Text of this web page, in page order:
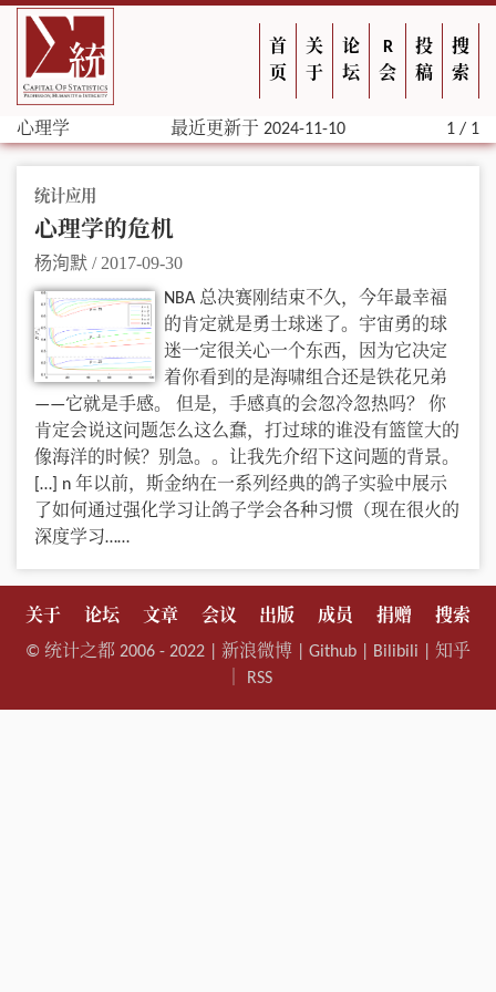
首
页
关
于
论
坛
R
会
投
稿
搜
索
心理学 最近更新于 2024-11-10 1 / 1
统计应用
心理学的危机
杨洵默 / 2017-09-30
NBA 总决赛刚结束不久，今年最幸福
的肯定就是勇士球迷了。宇宙勇的球
迷一定很关心一个东西，因为它决定
着你看到的是海啸组合还是铁花兄弟
——它就是手感。 但是，手感真的会忽冷忽热吗？ 你
肯定会说这问题怎么这么蠢，打过球的谁没有篮筐大的
像海洋的时候？别急。。让我先介绍下这问题的背景。
[…] n 年以前，斯金纳在一系列经典的鸽子实验中展示
了如何通过强化学习让鸽子学会各种习惯（现在很火的
深度学习……
关于 论坛 文章 会议 出版 成员 捐赠
搜索
© 统计之都 2006 - 2022 | 新浪微博 Github Bilibili
知乎
RSS